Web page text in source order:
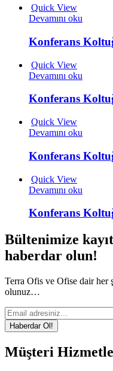
Quick View
Devamını oku
Konferans
Quick View
Devamını oku
Konferans
Quick View
Devamını oku
Konferans
Quick View
Devamını oku
Konferans
Bültenimize
haberdar olun!
Terra Ofis ve Ofise dair her
olunuz…
Müşteri